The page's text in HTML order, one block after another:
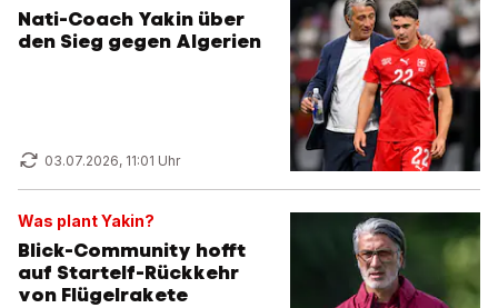
Nati-Coach Yakin über
den Sieg gegen Algerien
03.07.2026, 11:01 Uhr
Was plant Yakin?
Blick-Community hofft
auf Startelf-Rückkehr
von Flügelrakete